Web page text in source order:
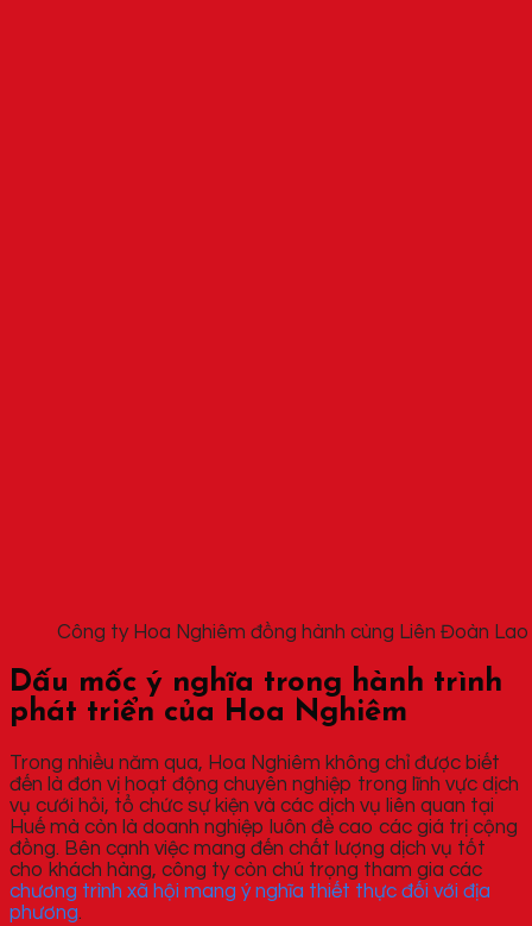
Công ty Hoa Nghiêm đồng hành cùng Liên Đoàn
Dấu mốc ý nghĩa trong hành trình
phát triển của Hoa Nghiêm
Trong nhiều năm qua, Hoa Nghiêm không chỉ được biết
đến là đơn vị hoạt động chuyên nghiệp trong lĩnh vực dịch
vụ cưới hỏi, tổ chức sự kiện và các dịch vụ liên quan tại
Huế mà còn là doanh nghiệp luôn đề cao các giá trị cộng
đồng. Bên cạnh việc mang đến chất lượng dịch vụ tốt
cho khách hàng, công ty còn chú trọng tham gia các
chương trình xã hội mang ý nghĩa thiết thực đối với địa
phương.